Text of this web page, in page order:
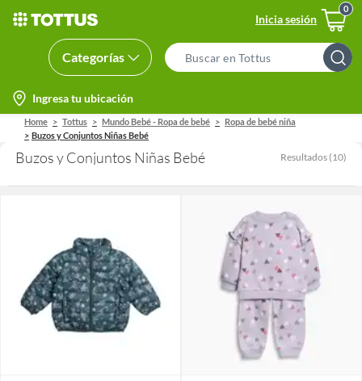
Inicia sesión
Categorías
Search
Bar
location-
icon
Ingresa tu ubicación
Home Tottus Mundo Bebé - Ropa de bebé
Ropa de bebé niña
Buzos y Conjuntos Niñas Bebé
Buzos y Conjuntos Niñas Bebé Resultados (10)